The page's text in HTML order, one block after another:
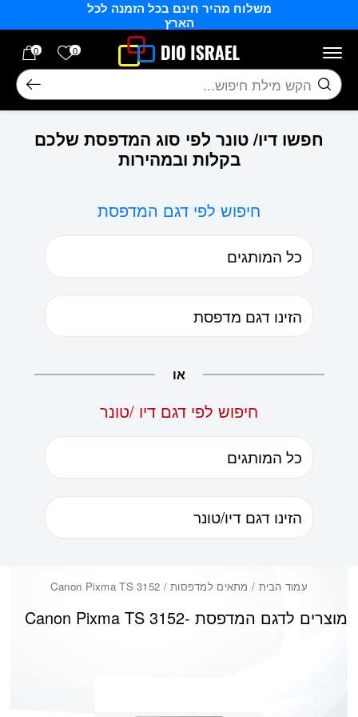
משלוח מהיר חינם בכל הזמנה לכל
הארץ
0 הרשימה
0
חיפוש
חפשו דיו/ טונר לפי סוג המדפסת שלכם
בקלות ובמהירות
חיפוש לפי דגם המדפסת
או
חיפוש לפי דגם דיו /טונר
עמוד הבית / מתאים למדפסות / Canon Pixma TS 3152
Canon Pixma TS 3152מוצרים לדגם המדפסת -